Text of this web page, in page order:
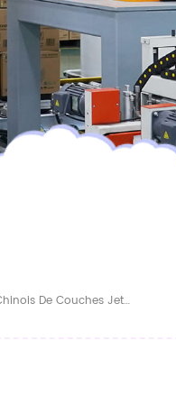
Fabricant Et Fournisseur Chinois De Couches Jetables Pour Bébés De Haute Qualité, Vente En Gros Personnalisée Au Prix D'usine.